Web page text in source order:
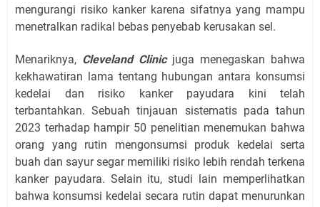
mengurangi risiko kanker karena sifatnya yang mampu
menetralkan radikal bebas penyebab kerusakan sel.
Menariknya, Cleveland Clinicjuga menegaskan bahwa
kekhawatiran lama tentang hubungan antara konsumsi
kedelai dan risiko kanker payudara kini telah
terbantahkan. Sebuah tinjauan sistematis pada tahun
2023 terhadap hampir 50 penelitian menemukan bahwa
orang yang rutin mengonsumsi produk kedelai serta
buah dan sayur segar memiliki risiko lebih rendah terkena
kanker payudara. Selain itu, studi lain memperlihatkan
bahwa konsumsi kedelai secara rutin dapat menurunkan